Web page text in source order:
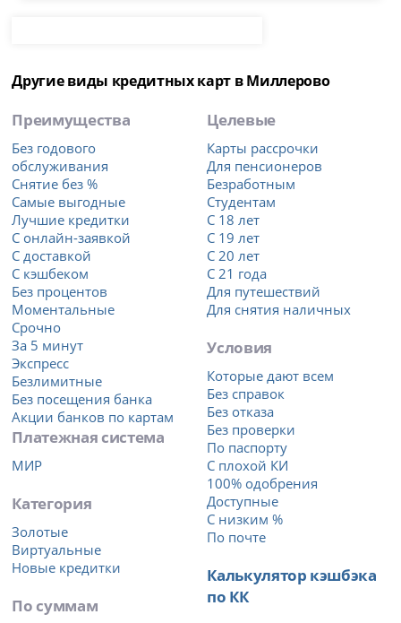
Другие виды кредитных карт в Миллерово
Преимущества
Без годового
обслуживания
Снятие без %
Самые выгодные
Лучшие кредитки
С онлайн-заявкой
С доставкой
С кэшбеком
Без процентов
Моментальные
Срочно
За 5 минут
Экспресс
Безлимитные
Без посещения банка
Акции банков по картам
Платежная система
МИР
Категория
Золотые
Виртуальные
Новые кредитки
По суммам
Целевые
Карты рассрочки
Для пенсионеров
Безработным
Студентам
С 18 лет
С 19 лет
С 20 лет
С 21 года
Для путешествий
Для снятия наличных
Условия
Которые дают всем
Без справок
Без отказа
Без проверки
По паспорту
С плохой КИ
100% одобрения
Доступные
С низким %
По почте
Калькулятор кэшбэка
по КК